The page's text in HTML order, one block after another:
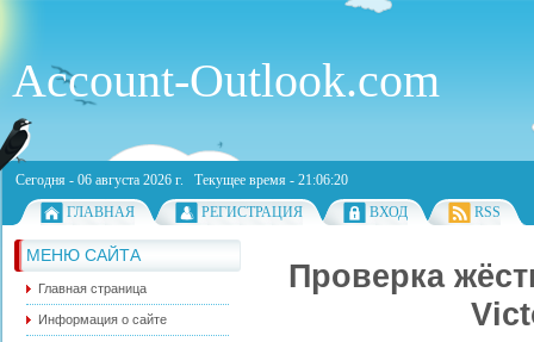
Account-Outlook.com
Сегодня - 06 августа 2026 г. Текущее время - 21:06:22
ГЛАВНАЯ
РЕГИСТРАЦИЯ ВХОД RSS
МЕНЮ САЙТА
Главная страница
Информация о сайте
Проверка